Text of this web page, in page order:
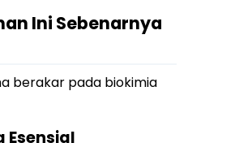
Ini Sebenarnya
berakar pada biokimia
Esensial